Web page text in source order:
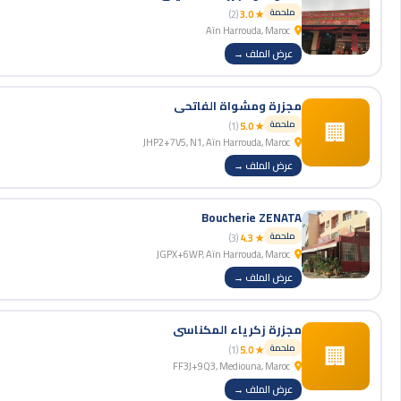
ملحمة ★ 3.0
(2)
عرض الملف →
🏢
مجزرة ومشواة الفاتحي
ملحمة ★ 5.0
(1)
عرض الملف →
Boucherie ZENATA
ملحمة ★ 4.3
(3)
عرض الملف →
🏢
مجزرة زكرياء المكناسي
ملحمة ★ 5.0
(1)
عرض الملف →